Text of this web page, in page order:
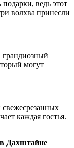
ведь этот
волхва принесли
грандиозный
могут
свежесрезанных
каждая гостья.
Дахштайне